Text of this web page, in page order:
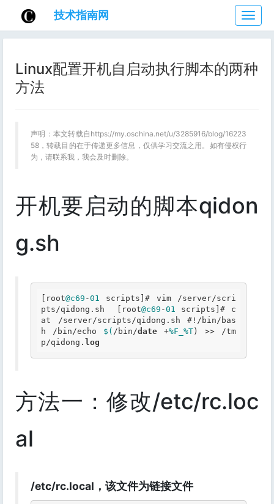
技
术
指
网
技术指南网
Linux配置开机自启动执行脚本的两种
方法
声明：本文转载自https://my.oschina.net/u/3285916/blog/16223
58，转载目的在于传递更多信息，仅供学习交流之用。如有侵权行
为，请联系我，我会及时删除。
开机要启动的脚本qidon
g.sh
[root@c69 -01 scripts]# vim /server/scri
pts/qidong.sh  [root@c69 -01 scripts]# c
at /server/scripts/qidong.sh #!/bin/bas
h /bin/echo $( /bin/date +%F_ %T ) >> /tm
p/qidong. log
方法一：修改/etc/rc.loc
al
/etc/rc.local，该文件为链接文件